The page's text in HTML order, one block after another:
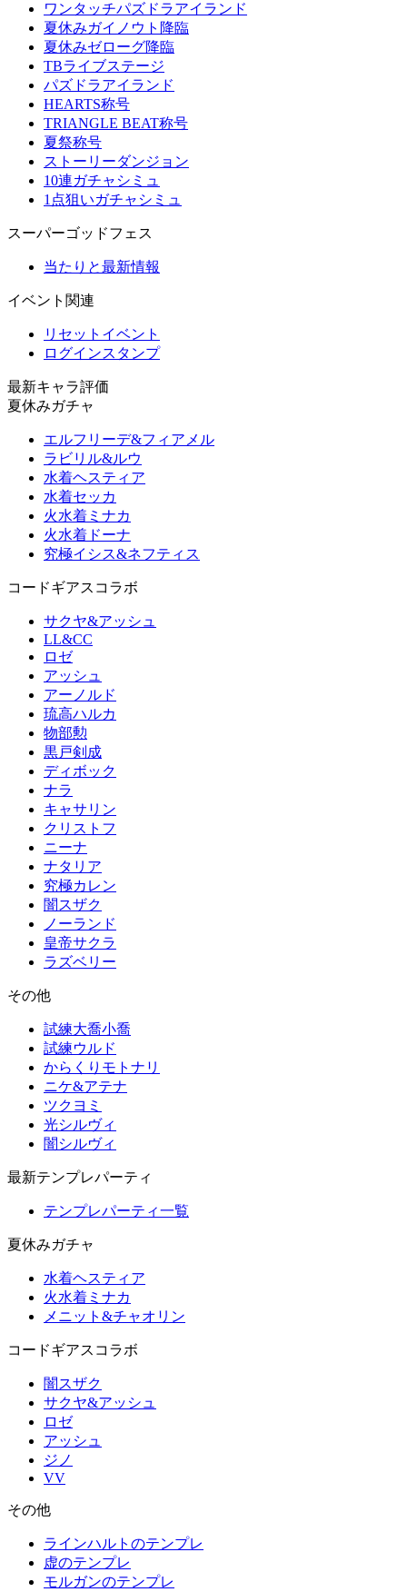
ワンタッチパズドラアイランド
夏休みガイノウト降臨
夏休みゼローグ降臨
TBライブステージ
パズドラアイランド
HEARTS称号
TRIANGLE BEAT称号
夏祭称号
ストーリーダンジョン
10連ガチャシミュ
1点狙いガチャシミュ
スーパーゴッドフェス
当たりと最新情報
イベント関連
リセットイベント
ログインスタンプ
最新キャラ評価
夏休みガチャ
エルフリーデ&フィアメル
ラビリル&ルウ
水着ヘスティア
水着セッカ
火水着ミナカ
火水着ドーナ
究極イシス&ネフティス
コードギアスコラボ
サクヤ&アッシュ
LL&CC
ロゼ
アッシュ
アーノルド
琉高ハルカ
物部勲
黒戸剣成
ディボック
ナラ
キャサリン
クリストフ
ニーナ
ナタリア
究極カレン
闇スザク
ノーランド
皇帝サクラ
ラズベリー
その他
試練大喬小喬
試練ウルド
からくりモトナリ
ニケ&アテナ
ツクヨミ
光シルヴィ
闇シルヴィ
最新テンプレパーティ
テンプレパーティ一覧
夏休みガチャ
水着ヘスティア
火水着ミナカ
メニット&チャオリン
コードギアスコラボ
闇スザク
サクヤ&アッシュ
ロゼ
アッシュ
ジノ
VV
その他
ラインハルトのテンプレ
虚のテンプレ
モルガンのテンプレ